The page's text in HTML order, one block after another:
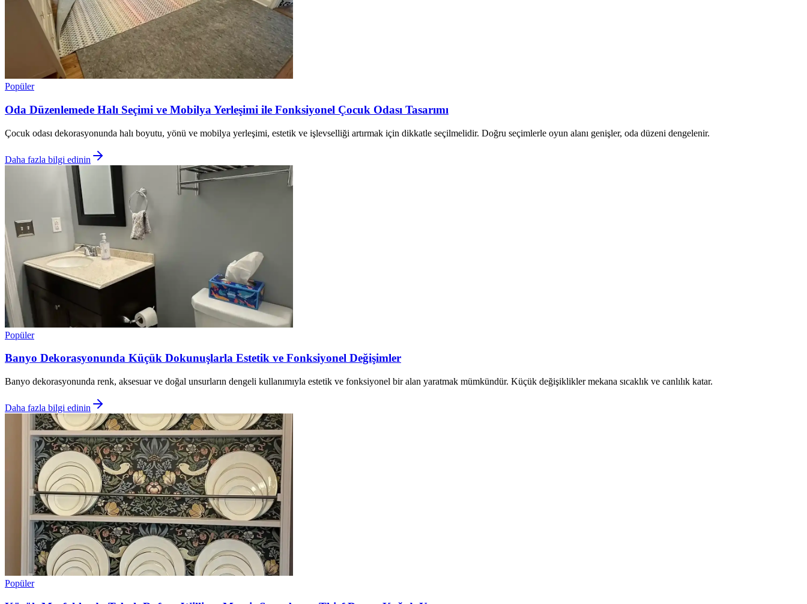
Popüler
Oda Düzenlemede Halı Seçimi ve Mobilya Yerleşimi ile Fonksiyonel Çocuk Odası Tasarımı
Çocuk odası dekorasyonunda halı boyutu, yönü ve mobilya yerleşimi, estetik ve işlevselliği artırmak için dikkatle seçilmelidir. Doğru seçimlerle oyun alanı genişler, oda düzeni dengelenir.
Daha fazla bilgi edinin
Popüler
Banyo Dekorasyonunda Küçük Dokunuşlarla Estetik ve Fonksiyonel Değişimler
Banyo dekorasyonunda renk, aksesuar ve doğal unsurların dengeli kullanımıyla estetik ve fonksiyonel bir alan yaratmak mümkündür. Küçük değişiklikler mekana sıcaklık ve canlılık katar.
Daha fazla bilgi edinin
Popüler